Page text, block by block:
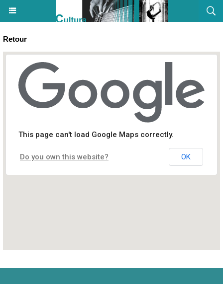
Retour
Soirée Blind test - Ludothèque - Bastia
This page can't load Google Maps correctly.
Do you own this website? OK